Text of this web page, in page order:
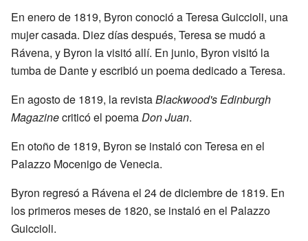
En enero de 1819, Byron conoció a Teresa Guiccioli, una
mujer casada. Diez días después, Teresa se mudó a
Rávena, y Byron la visitó allí. En junio, Byron visitó la
tumba de Dante y escribió un poema dedicado a Teresa.
En agosto de 1819, la revistaBlackwood's Edinburgh
Magazinecriticó el poema Don Juan.
En otoño de 1819, Byron se instaló con Teresa en el
Palazzo Mocenigo de Venecia.
Byron regresó a Rávena el 24 de diciembre de 1819. En
los primeros meses de 1820, se instaló en el Palazzo
Guiccioli.